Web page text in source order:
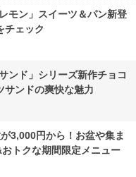
モン」スイーツ＆パン新登
チェック
ンド」シリーズ新作チョコ
サンドの爽快な魅力
3,000円から！お盆や集ま
トクな期間限定メニュー